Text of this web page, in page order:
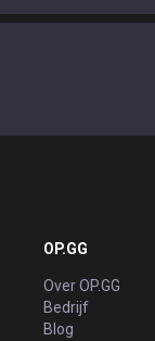
OP.GG
Over OP.GG
Bedrijf
Blog